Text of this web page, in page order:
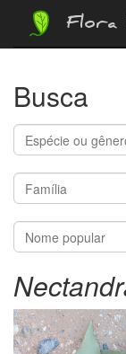
Flora
Busca